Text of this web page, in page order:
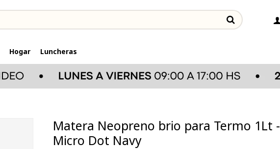
Hogar Luncheras
Matera Neopreno brio para Termo 1Lt -
Micro Dot Navy